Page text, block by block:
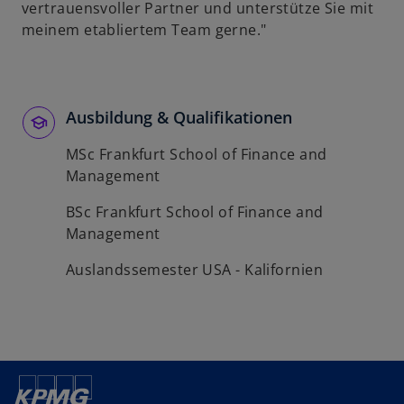
vertrauensvoller Partner und unterstütze Sie mit
meinem etabliertem Team gerne."
Ausbildung & Qualifikationen
MSc Frankfurt School of Finance and
Management
BSc Frankfurt School of Finance and
Management
Auslandssemester USA - Kalifornien